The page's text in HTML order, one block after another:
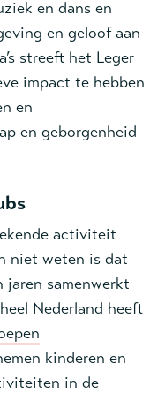
en dans en
en geloof aan
streeft het Leger
impact te hebben
en
en geborgenheid
activiteit
niet weten is dat
jaren samenwerkt
Nederland heeft
kinderen en
in de